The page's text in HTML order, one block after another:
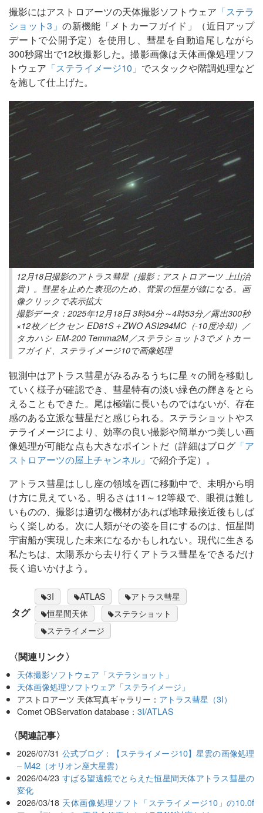
撮影にはアストロアーツの天体撮影ソフトウェア 「ステラ
ショット3」の新機能「メトカーフガイド」（近日アップ
デートで公開予定）を使用し、彗星を自動追尾しながら
300秒露出で12枚撮影した。撮影画像は天体画像処理ソフ
トウェア 「ステライメージ10」 でスタックや階調処理など
を施して仕上げた。
12月18日撮影のアトラス彗星（撮影：アストロアーツ 上山治
貴）。彗星を止めた表現のため、背景の恒星が線になる。画
像クリックで表示拡大
撮影データ：2025年12月18日 3時54分～4時53分／露出300秒
×12枚／ビクセン ED81S＋ZWO ASI294MC（-10度冷却）／
タカハシ EM-200 Temma2M／ステラショット3でメトカー
フガイド、ステライメージ10で画像処理
観測中はアトラス彗星がみるみるうちに星々の間を移動し
ていく様子が確認でき、彗星特有の淡い緑色の輝きをとら
えることもできた。尾は極端に長いものではないが、存在
感のある立派な彗星だと感じられる。ステラショットやス
テライメージにより、効率の良い撮影や簡単かつ美しい画
像処理が可能な点も大きなポイントだ（詳細はブログ「ア
ストロアーツの屋上チャンネル」 で紹介予定）。
アトラス彗星はしし座の領域を西に移動中で、未明から明
け方に見えている。明るさは11～12等級で、眼視は難し
いものの、撮影は適切な機材があれば地球最接近後もしば
らく楽しめる。次に人類がその姿を目にするのは、恒星間
宇宙船が実現した未来になるかもしれない。現代に生きる
私たちは、太陽系から去り行くアトラス彗星をできるだけ
長く追いかけよう。
タグ
3I ATLAS
アトラス彗星
恒星間天体
ステラショット
ステライメージ
〈関連リンク〉
天体撮影ソフトウェア「ステラショット」
天体画像処理ソフトウェア「ステライメージ」
アストロアーツ 天体写真ギャラリー： アトラス彗星（3I）
Comet OBServation database：3I/ATLAS
関連記事
2026/07/31 公式ブログ：【ステライメージ10】星雲の画像処理
– M42（オリオン座大星雲）
2026/04/23 すばる望遠鏡でとらえた恒星間天体アトラス彗星の
変化
2026/03/18 天体画像処理ソフト「ステライメージ10」の10.0f